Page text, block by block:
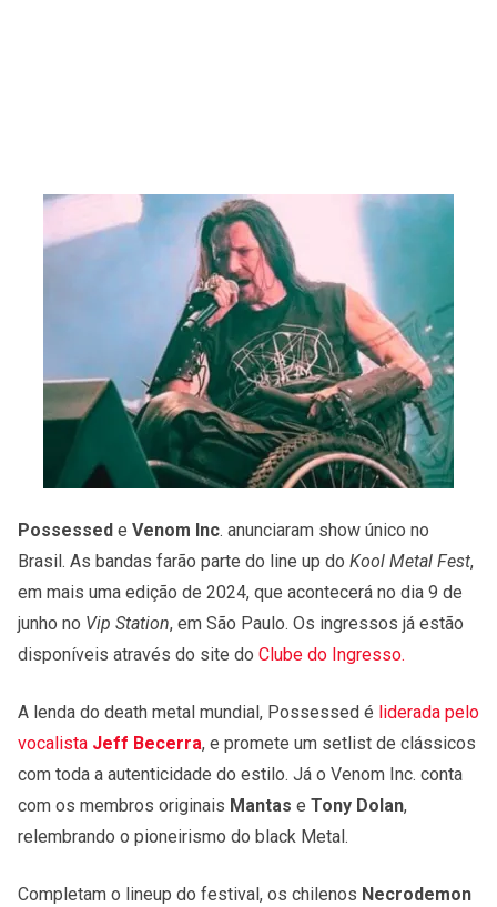
Possessed e Venom Inc. anunciaram show único no
Brasil. As bandas farão parte do line up do Kool Metal Fest,
em mais uma edição de 2024, que acontecerá no dia 9 de
junho no Vip Station, em São Paulo. Os ingressos já estão
disponíveis através do site do Clube do Ingresso.
A lenda do death metal mundial, Possessed é liderada pelo
vocalista Jeff Becerra, e promete um setlist de clássicos
com toda a autenticidade do estilo. Já o Venom Inc. conta
com os membros originais Mantas e Tony Dolan,
relembrando o pioneirismo do black Metal.
Completam o lineup do festival, os chilenos Necrodemon